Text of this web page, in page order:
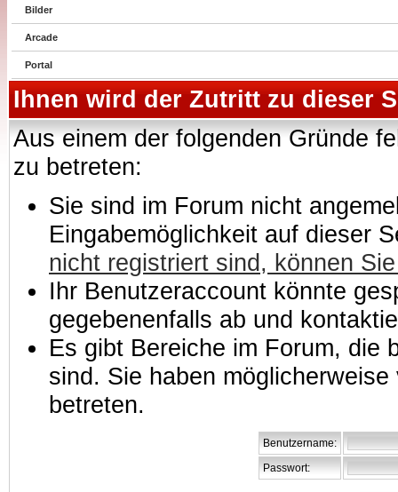
Bilder
Arcade
Portal
Ihnen wird der Zutritt zu dieser
Aus einem der folgenden Gründe
zu betreten:
Sie sind im Forum nicht
Eingabemöglichkeit auf dieser
nicht registriert sind, können
Ihr Benutzeraccount könnte
gegebenenfalls ab und
Es gibt Bereiche im Forum, die
sind. Sie haben
betreten.
Benutzername:
Passwort: